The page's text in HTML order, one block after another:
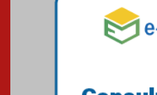
Pós-
o câncer